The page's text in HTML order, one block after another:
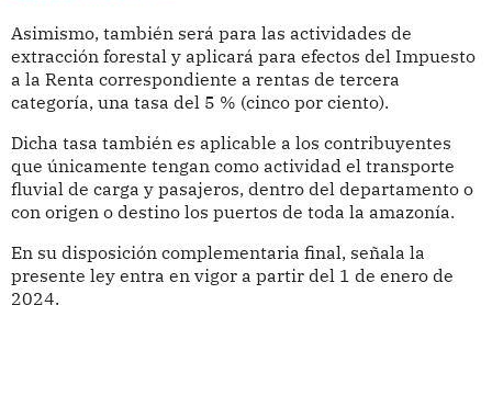
Asimismo, también será para las actividades de
extracción forestal y aplicará para efectos del Impuesto
a la Renta correspondiente a rentas de tercera
categoría, una tasa del 5 % (cinco por ciento).
Dicha tasa también es aplicable a los contribuyentes
que únicamente tengan como actividad el transporte
fluvial de carga y pasajeros, dentro del departamento o
con origen o destino los puertos de toda la amazonía.
En su disposición complementaria final, señala la
presente ley entra en vigor a partir del 1 de enero de
2024.